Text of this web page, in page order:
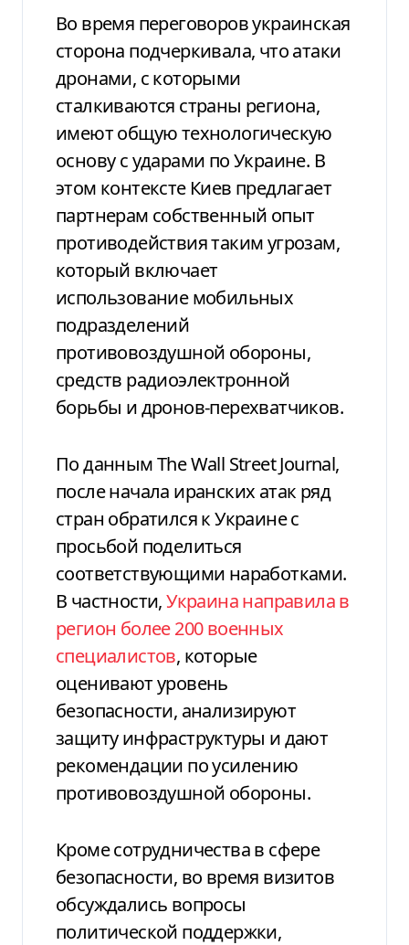
Во время переговоров украинская
сторона подчеркивала, что атаки
дронами, с которыми
сталкиваются страны региона,
имеют общую технологическую
основу с ударами по Украине. В
этом контексте Киев предлагает
партнерам собственный опыт
противодействия таким угрозам,
который включает
использование мобильных
подразделений
противовоздушной обороны,
средств радиоэлектронной
борьбы и дронов-перехватчиков.
По данным The Wall Street Journal,
после начала иранских атак ряд
стран обратился к Украине с
просьбой поделиться
соответствующими наработками.
В частности,Украина направила в
регион более 200 военных
специалистов, которые
оценивают уровень
безопасности, анализируют
защиту инфраструктуры и дают
рекомендации по усилению
противовоздушной обороны.
Кроме сотрудничества в сфере
безопасности, во время визитов
обсуждались вопросы
политической поддержки,